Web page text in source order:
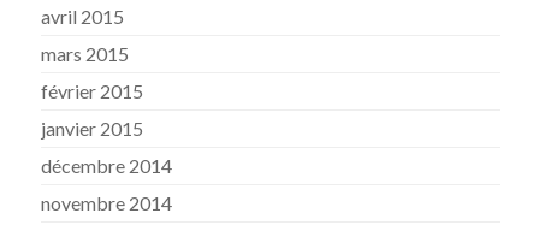
avril 2015
mars 2015
février 2015
janvier 2015
décembre 2014
novembre 2014